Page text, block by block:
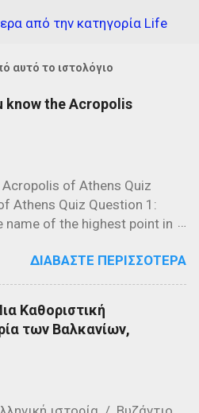
από την κατηγορία Life
αυτό το ιστολόγιο
know the Acropolis
of Athens Quiz
Athens Quiz Question 1:
name of the highest point in
c) The Acropolis Hill Question
the following is NOT a
the Acropolis? a) The
The Propylaea c) The
Question 3: Who designed
a) Ictinus and Callicrates
ΔΙΑΒΆΣΤΕ ΠΕΡΙΣΣΌΤΕΡΑ
Καθοριστική
των Βαλκανίων,